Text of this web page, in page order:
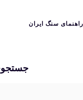
سنگ ایران